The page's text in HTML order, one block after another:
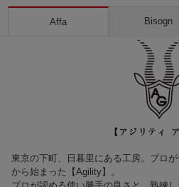
Affa Bisogn
東京の下町、日暮里にある工房。プロ
から始まった【Agility】。